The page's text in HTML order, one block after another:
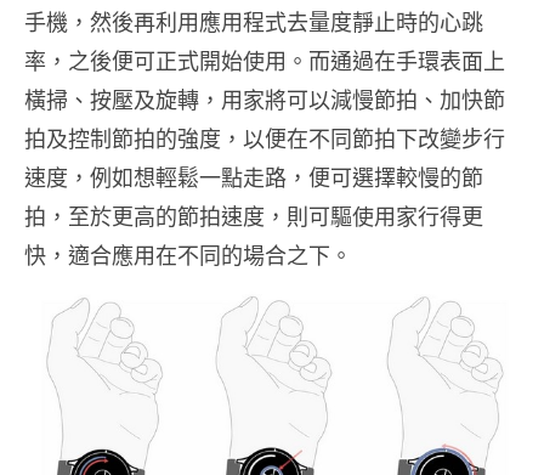
手機，然後再利用應用程式去量度靜止時的心跳
率，之後便可正式開始使用。而通過在手環表面上
橫掃、按壓及旋轉，用家將可以減慢節拍、加快節
拍及控制節拍的強度，以便在不同節拍下改變步行
速度，例如想輕鬆一點走路，便可選擇較慢的節
拍，至於更高的節拍速度，則可驅使用家行得更
快，適合應用在不同的場合之下。